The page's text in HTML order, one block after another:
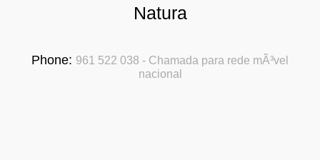
Natura
Phone: 961 522 038 - Chamada para rede mÃ³vel
nacional